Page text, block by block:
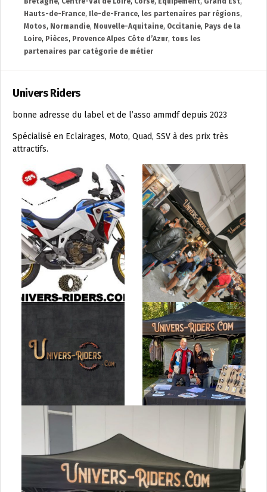
Hauts-de-France, Ile-de-France, les partenaires par régions,
Motos, Normandie, Nouvelle-Aquitaine, Occitanie, Pays de la
Loire, Pièces, Provence Alpes Côte d’Azur, tous les
partenaires par catégorie de métier
Univers Riders
bonne adresse du label et de l’asso ammdf depuis 2023
Spécialisé en Eclairages, Moto, Quad, SSV à des prix très
attractifs.